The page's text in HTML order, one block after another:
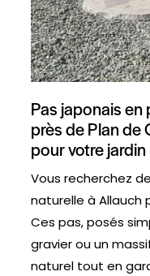
Pas japonais en
près de Plan de
pour votre jardin
Vous recherchez
naturelle à Allauch
Ces pas, posés
gravier ou un
naturel tout en